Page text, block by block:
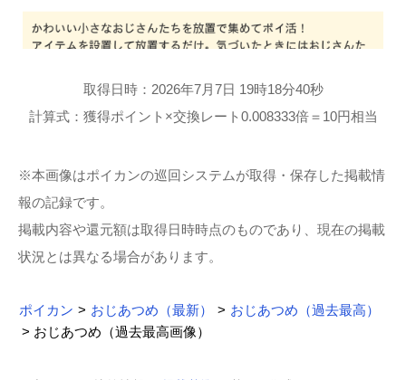
取得日時：2026年7月7日 19時18分40秒
計算式：獲得ポイント×交換レート0.008333倍＝10円相当
※本画像はポイカンの巡回システムが取得・保存した掲載情
報の記録です。
掲載内容や還元額は取得日時時点のものであり、現在の掲載
状況とは異なる場合があります。
ポイカン > おじあつめ（最新） > おじあつめ（過去最高）
> おじあつめ（過去最高画像）